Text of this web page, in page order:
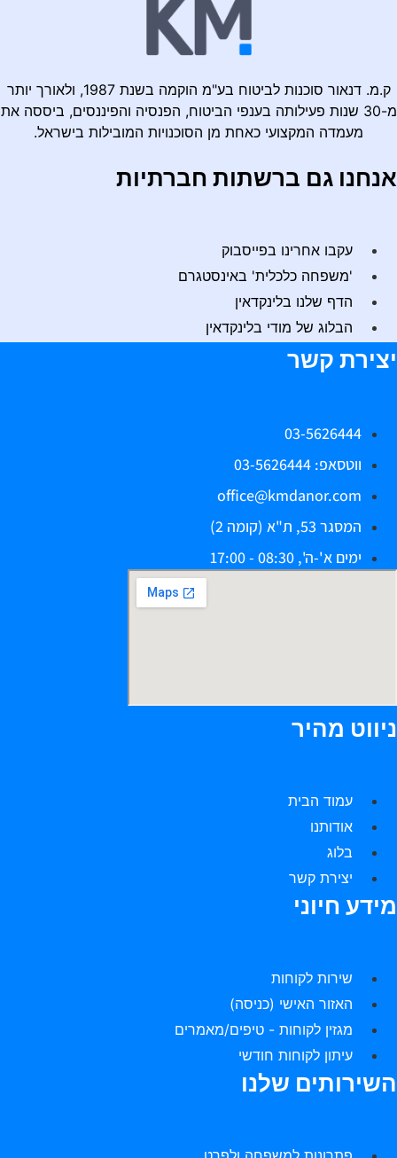
ק.מ. דנאור סוכנות לביטוח בע"מ הוקמה בשנת 1987, ולאורך יותר
מ-30 שנות פעילותה בענפי הביטוח, הפנסיה והפיננסים, ביססה את
מעמדה המקצועי כאחת מן הסוכנויות המובילות בישראל.
גם ברשתות חברתיות
עקבו אחרינו בפייסבוק
'משפחה כלכלית' באינסטגרם
הדף שלנו בלינקדאין
הבלוג של מודי בלינקדאין
קשר
03-5626444
ווטסאפ: 03-5626444
office@kmdanor.com
המסגר 53, ת"א (קומה 2)
ימים א'-ה', 08:30 - 17:00
מהיר
עמוד הבית
אודותנו
בלוג
יצירת קשר
חיוני
שירות לקוחות
האזור האישי (כניסה)
מגזין לקוחות - טיפים/מאמרים
עיתון לקוחות חודשי
שלנו